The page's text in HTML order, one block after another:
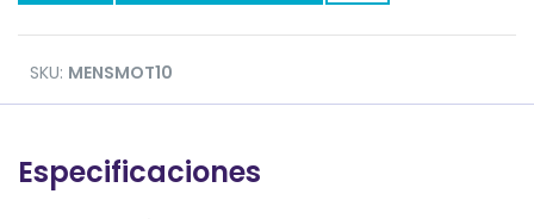
SKU: MENSMOT10
Especificaciones